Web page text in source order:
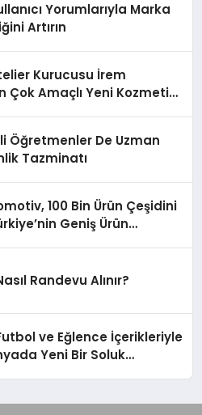
Yorumlarıyla Marka
Artırın
Kurucusu İrem
Çok Amaçlı Yeni Kozmetik
Öğretmenler De Uzman
Tazminatı
100 Bin Ürün Çeşidini
Geniş Ürün
Randevu Alınır?
ve Eğlence İçerikleriyle
Yeni Bir Soluk